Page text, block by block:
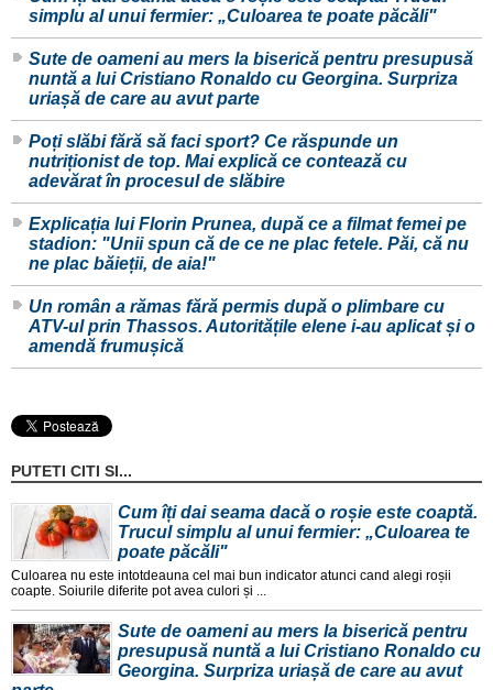
simplu al unui fermier: „Culoarea te poate păcăli"
Sute de oameni au mers la biserică pentru presupusă
nuntă a lui Cristiano Ronaldo cu Georgina. Surpriza
uriașă de care au avut parte
Poți slăbi fără să faci sport? Ce răspunde un
nutriționist de top. Mai explică ce contează cu
adevărat în procesul de slăbire
Explicația lui Florin Prunea, după ce a filmat femei pe
stadion: "Unii spun că de ce ne plac fetele. Păi, că nu
ne plac băieții, de aia!"
Un român a rămas fără permis după o plimbare cu
ATV-ul prin Thassos. Autoritățile elene i-au aplicat și o
amendă frumușică
PUTETI CITI SI...
Cum îți dai seama dacă o roșie este coaptă.
Trucul simplu al unui fermier: „Culoarea te
poate păcăli"
Culoarea nu este intotdeauna cel mai bun indicator atunci cand alegi roșii
coapte. Soiurile diferite pot avea culori și ...
Sute de oameni au mers la biserică pentru
presupusă nuntă a lui Cristiano Ronaldo cu
Georgina. Surpriza uriașă de care au avut